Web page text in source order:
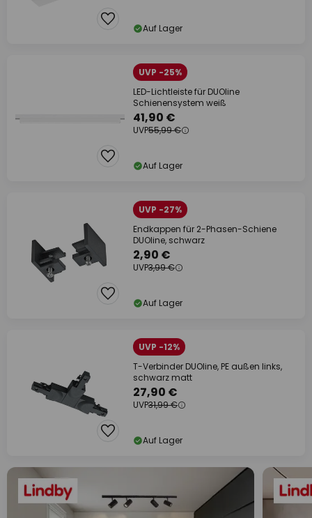
Auf Lager
UVP -25%
LED-Lichtleiste für DUOline
Schienensystem weiß
41,90 €
UVP55,99 €
Auf Lager
UVP -27%
Endkappen für 2-Phasen-Schiene
DUOline, schwarz
2,90 €
UVP3,99 €
Auf Lager
UVP -12%
T-Verbinder DUOline, PE außen links,
schwarz matt
27,90 €
UVP31,99 €
Auf Lager